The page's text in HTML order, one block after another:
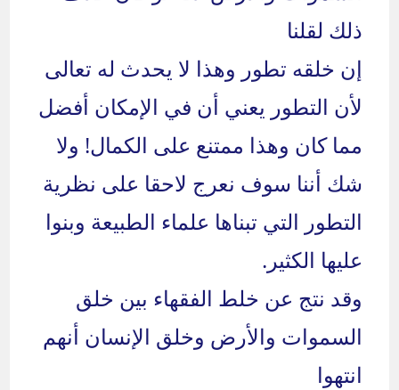
ذلك لقلنا
إن خلقه تطور وهذا لا يحدث له تعالى
لأن التطور يعني أن في الإمكان أفضل
مما كان وهذا ممتنع على الكمال! ولا
شك أننا سوف نعرج لاحقا على نظرية
التطور التي تبناها علماء الطبيعة وبنوا
عليها الكثير.
وقد نتج عن خلط الفقهاء بين خلق
السموات والأرض وخلق الإنسان أنهم
انتهوا